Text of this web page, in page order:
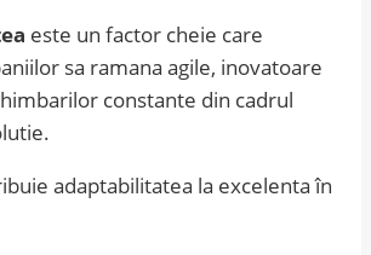
este un factor cheie care
sa ramana agile, inovatoare
constante din cadrul
adaptabilitatea la excelenta în